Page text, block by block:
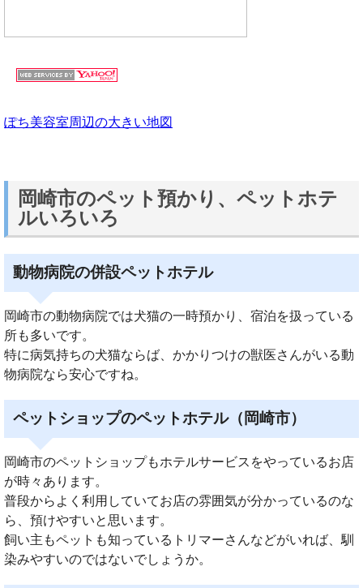
ぽち美容室周辺の大きい地図
岡崎市のペット預かり、ペットホテ
ルいろいろ
動物病院の併設ペットホテル
岡崎市の動物病院では犬猫の一時預かり、宿泊を扱っている
所も多いです。
特に病気持ちの犬猫ならば、かかりつけの獣医さんがいる動
物病院なら安心ですね。
ペットショップのペットホテル（岡崎市）
岡崎市のペットショップもホテルサービスをやっているお店
が時々あります。
普段からよく利用していてお店の雰囲気が分かっているのな
ら、預けやすいと思います。
飼い主もペットも知っているトリマーさんなどがいれば、馴
染みやすいのではないでしょうか。